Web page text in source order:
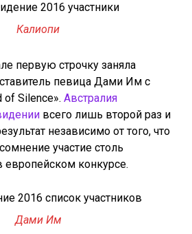
Калиопи
первую строчку заняла
певица Дами Им с
of Silence».Австралия
всего лишь второй раз и
независимо от того, что
участие столь
европейском конкурсе.
Дами Им